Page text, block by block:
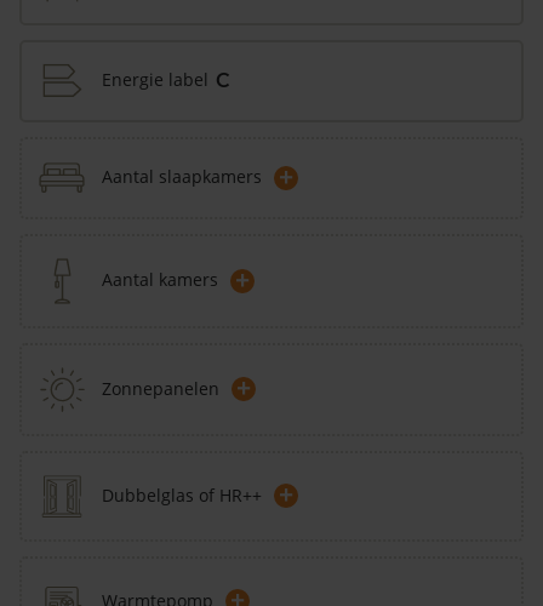
Energie label C
Aantal slaapkamers +
Aantal kamers +
Zonnepanelen +
Dubbelglas of HR++ +
Warmtepomp